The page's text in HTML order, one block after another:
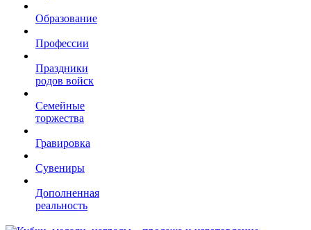
Образование
Профессии
Праздники
родов войск
Семейные
торжества
Гравировка
Сувениры
Дополненная
реальность